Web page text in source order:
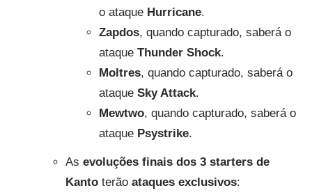
o ataque Hurricane.
Zapdos, quando capturado, saberá o
ataque Thunder Shock.
Moltres, quando capturado, saberá o
ataque Sky Attack.
Mewtwo, quando capturado, saberá o
ataque Psystrike.
As evoluções finais dos 3 starters de
Kantoterão ataques exclusivos: